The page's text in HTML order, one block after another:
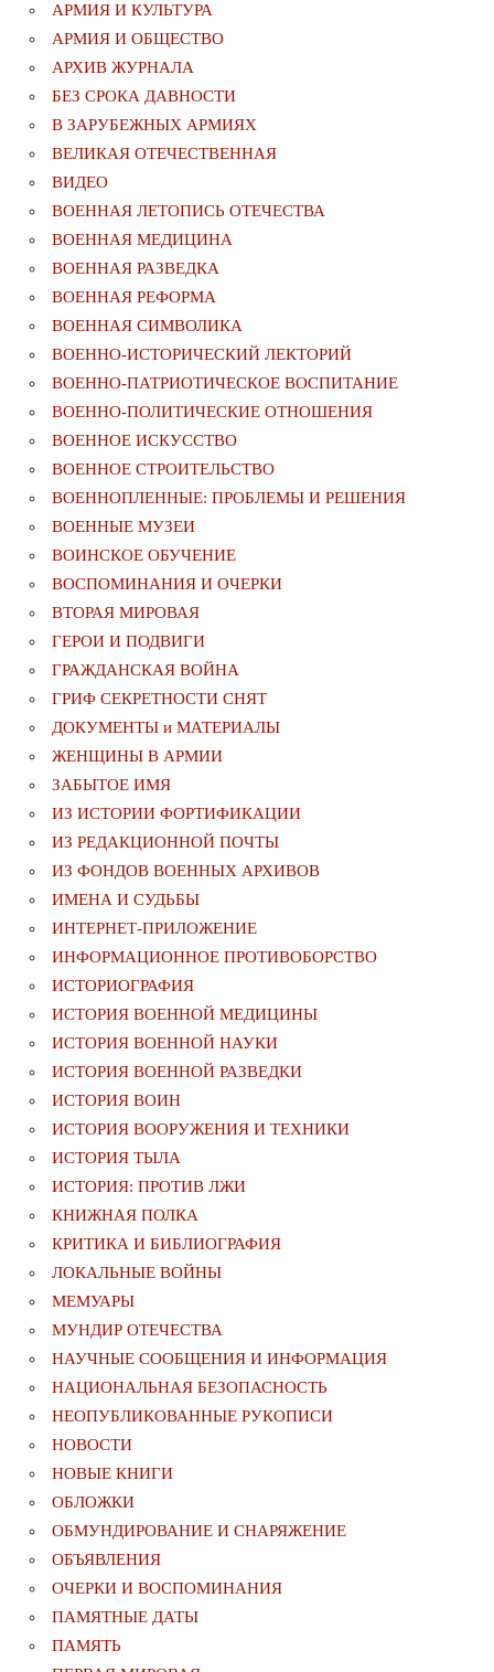
АРМИЯ И КУЛЬТУРА
АРМИЯ И ОБЩЕСТВО
АРХИВ ЖУРНАЛА
БЕЗ СРОКА ДАВНОСТИ
В ЗАРУБЕЖНЫХ АРМИЯХ
ВЕЛИКАЯ ОТЕЧЕСТВЕННАЯ
ВИДЕО
ВОЕННАЯ ЛЕТОПИСЬ ОТЕЧЕСТВА
ВОЕННАЯ МЕДИЦИНА
ВОЕННАЯ РАЗВЕДКА
ВОЕННАЯ РЕФОРМА
ВОЕННАЯ СИМВОЛИКА
ВОЕННО-ИСТОРИЧЕСКИЙ ЛЕКТОРИЙ
ВОЕННО-ПАТРИОТИЧЕСКОЕ ВОСПИТАНИЕ
ВОЕННО-ПОЛИТИЧЕСКИE ОТНОШЕНИЯ
ВОЕННОЕ ИСКУССТВО
ВОЕННОЕ СТРОИТЕЛЬСТВО
ВОЕННОПЛЕННЫЕ: ПРОБЛЕМЫ И РЕШЕНИЯ
ВОЕННЫЕ МУЗЕИ
ВОИНСКОЕ ОБУЧЕНИЕ
ВОСПОМИНАНИЯ И ОЧЕРКИ
ВТОРАЯ МИРОВАЯ
ГЕРОИ И ПОДВИГИ
ГРАЖДАНСКАЯ ВОЙНА
ГРИФ СЕКРЕТНОСТИ СНЯТ
ДОКУМЕНТЫ и МАТЕРИАЛЫ
ЖЕНЩИНЫ В АРМИИ
ЗАБЫТОЕ ИМЯ
ИЗ ИСТОРИИ ФОРТИФИКАЦИИ
ИЗ РЕДАКЦИОННОЙ ПОЧТЫ
ИЗ ФОНДОВ ВОЕННЫХ АРХИВОВ
ИМЕНА И СУДЬБЫ
ИНТЕРНЕТ-ПРИЛОЖЕНИЕ
ИНФОРМАЦИОННОЕ ПРОТИВОБОРСТВО
ИСТОРИОГРАФИЯ
ИСТОРИЯ ВОЕННОЙ МЕДИЦИНЫ
ИСТОРИЯ ВОЕННОЙ НАУКИ
ИСТОРИЯ ВОЕННОЙ РАЗВЕДКИ
ИСТОРИЯ ВОИН
ИСТОРИЯ ВООРУЖЕНИЯ И ТЕХНИКИ
ИСТОРИЯ ТЫЛА
ИСТОРИЯ: ПРОТИВ ЛЖИ
КНИЖНАЯ ПОЛКА
КРИТИКА И БИБЛИОГРАФИЯ
ЛОКАЛЬНЫЕ ВОЙНЫ
МЕМУАРЫ
МУНДИР ОТЕЧЕСТВА
НАУЧНЫЕ СООБЩЕНИЯ И ИНФОРМАЦИЯ
НАЦИОНАЛЬНАЯ БЕЗОПАСНОСТЬ
НЕОПУБЛИКОВАННЫЕ РУКОПИСИ
НОВОСТИ
НОВЫЕ КНИГИ
ОБЛОЖКИ
ОБМУНДИРОВАНИЕ И СНАРЯЖЕНИЕ
ОБЪЯВЛЕНИЯ
ОЧЕРКИ И ВОСПОМИНАНИЯ
ПАМЯТНЫЕ ДАТЫ
ПАМЯТЬ